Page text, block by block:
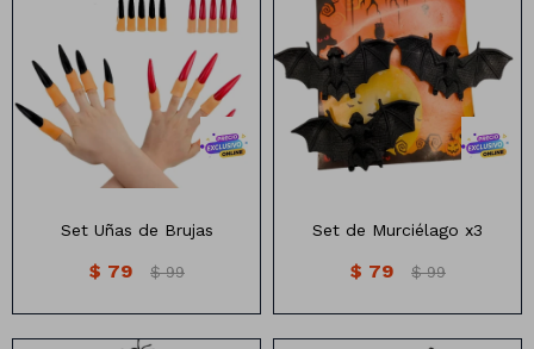
Set de uñas de Bruja
Set Uñas de Brujas
$ 79 $ 99
Set de Murcielgo x3
Set de Murciélago x3
$ 79 $ 99